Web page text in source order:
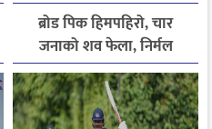
ब्रोड पिक हिमपहिरो, चार
जनाको शव फेला, निर्मल
पुर्जासहित ६ जना अझै बेपत्ता,
खोजी कार्य रातभरीका लागि
स्थगित